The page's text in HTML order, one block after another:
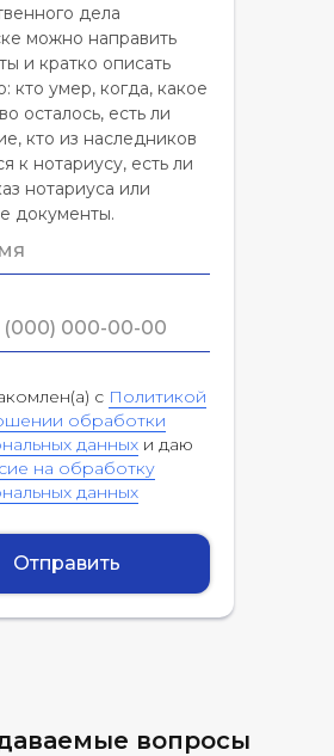
дела
можно направить
и кратко описать
кто умер, когда, какое
осталось, есть ли
кто из наследников
к нотариусу, есть ли
нотариуса или
документы.
с Политикой
обработки
данных и даю
на обработку
данных
Отправить
вопросы